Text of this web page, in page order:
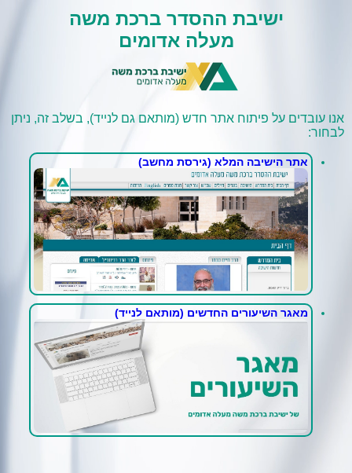
ישיבת ההסדר ברכת משה
מעלה אדומים
אנו עובדים על פיתוח אתר חדש (מותאם גם לנייד), בשלב זה, ניתן
לבחור:
אתר הישיבה המלא (גירסת מחשב)
מאגר השיעורים החדשים (מותאם לנייד)